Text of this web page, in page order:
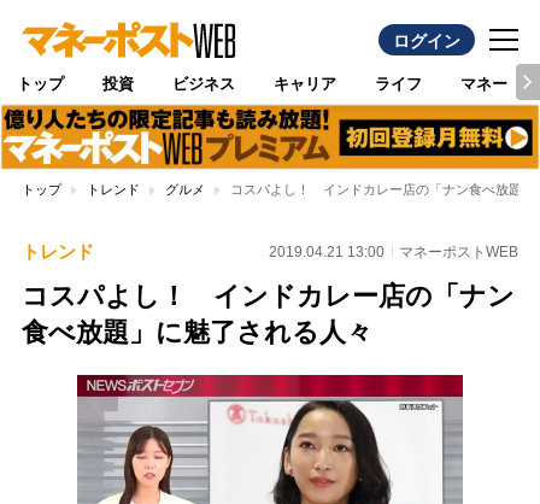
ログイン
トップ 投資 ビジネス キャリア ライフ マネー
トップ トレンド グルメ コスパよし！ インドカレー店の「ナン食べ放題」
トレンド 2019.04.21 13:00 マネーポストWEB
コスパよし！ インドカレー店の「ナン
食べ放題」に魅了される人々